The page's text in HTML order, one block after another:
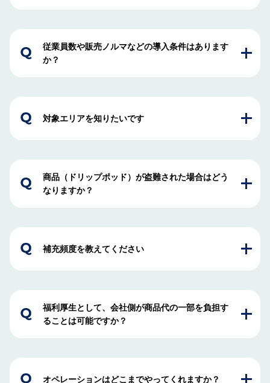
従業員数や販売ノルマなどの導入条件はあります
か？
対象エリアを知りたいです
商品（ドリップポッド）が盗難された場合はどう
なりますか？
補充頻度を教えてください
福利厚生として、会社側が商品代の一部を負担す
ることは可能ですか？
オペレーションはどこまでやってくれますか？